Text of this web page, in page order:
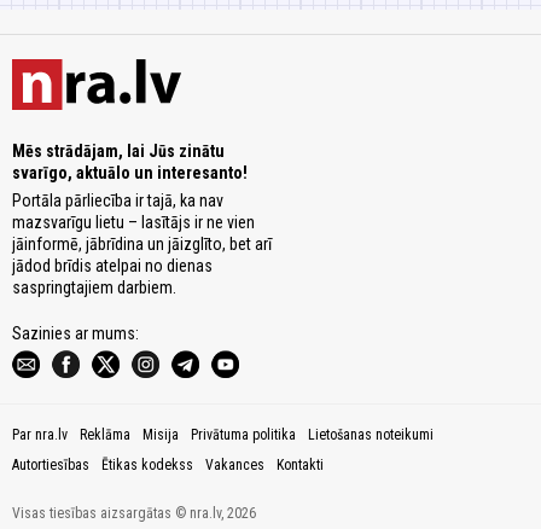
Mēs strādājam, lai Jūs zinātu
svarīgo, aktuālo un interesanto!
Portāla pārliecība ir tajā, ka nav
mazsvarīgu lietu – lasītājs ir ne vien
jāinformē, jābrīdina un jāizglīto, bet arī
jādod brīdis atelpai no dienas
saspringtajiem darbiem.
Sazinies ar mums:
Par nra.lv Reklāma Misija Privātuma politika
Lietošanas noteikumi
Autortiesības
Ētikas kodekss Vakances Kontakti
Visas tiesības aizsargātas © nra.lv, 2026